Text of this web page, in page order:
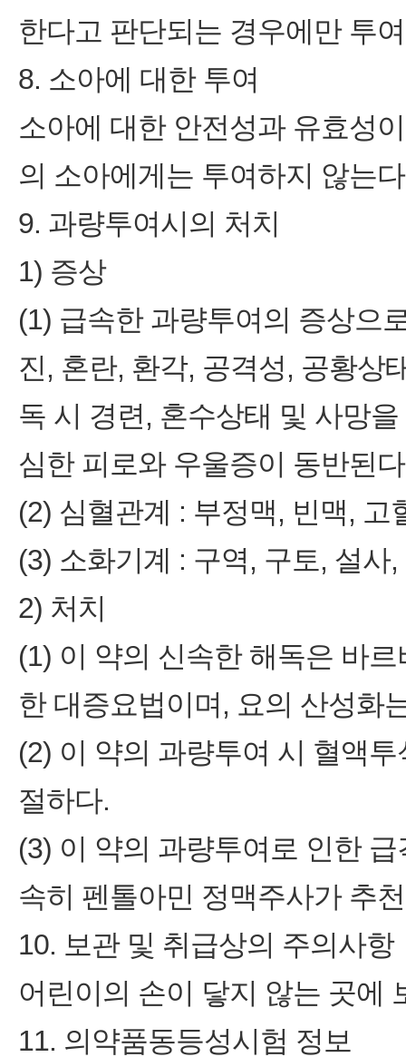
한다고 판단되는 경우에만 투
8. 소아에 대한 투여
소아에 대한 안전성과 유효성
의 소아에게는 투여하지 않는
9. 과량투여시의 처치
1) 증상
(1) 급속한 과량투여의 증상으
진, 혼란, 환각, 공격성, 공황상
독 시 경련, 혼수상태 및 사망
심한 피로와 우울증이 동반된
(2) 심혈관계 : 부정맥, 빈맥,
(3) 소화기계 : 구역, 구토, 설사,
2) 처치
(1) 이 약의 신속한 해독은 바
한 대증요법이며, 요의 산성화
(2) 이 약의 과량투여 시 혈액
절하다.
(3) 이 약의 과량투여로 인한
속히 펜톨아민 정맥주사가 추
10. 보관 및 취급상의 주의사항
어린이의 손이 닿지 않는 곳에
11. 의약품동등성시험 정보